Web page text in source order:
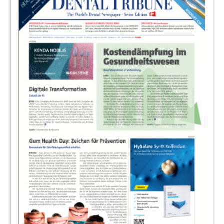
Redaktion
28SSO-Jahreskongress 2014 in Bern
Redaktion
Events
Redaktion
Das Weltkulturerbe im Zeichen der
Zahnmedizin
Redaktion
EMS - Electro Medical Systems S.A.
Das Geheimnis der erfolgreichen Praxis-
Website
Christina Sander, Bremerhaven
39EMS - Electro Medical Systems S.A.